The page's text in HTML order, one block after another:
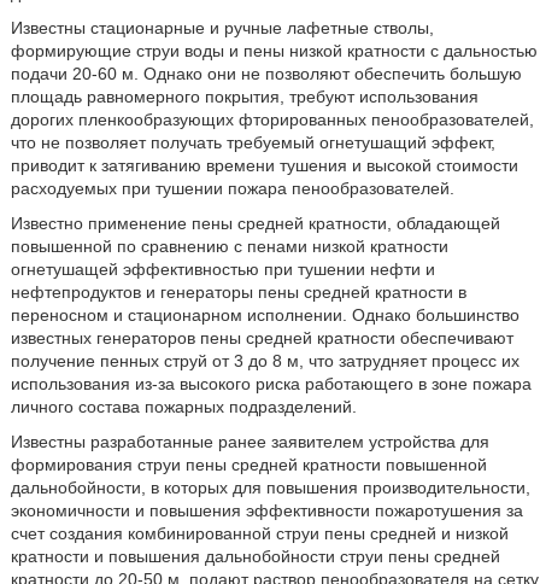
Известны стационарные и ручные лафетные стволы,
формирующие струи воды и пены низкой кратности с дальностью
подачи 20-60 м. Однако они не позволяют обеспечить большую
площадь равномерного покрытия, требуют использования
дорогих пленкообразующих фторированных пенообразователей,
что не позволяет получать требуемый огнетушащий эффект,
приводит к затягиванию времени тушения и высокой стоимости
расходуемых при тушении пожара пенообразователей.
Известно применение пены средней кратности, обладающей
повышенной по сравнению с пенами низкой кратности
огнетушащей эффективностью при тушении нефти и
нефтепродуктов и генераторы пены средней кратности в
переносном и стационарном исполнении. Однако большинство
известных генераторов пены средней кратности обеспечивают
получение пенных струй от 3 до 8 м, что затрудняет процесс их
использования из-за высокого риска работающего в зоне пожара
личного состава пожарных подразделений.
Известны разработанные ранее заявителем устройства для
формирования струи пены средней кратности повышенной
дальнобойности, в которых для повышения производительности,
экономичности и повышения эффективности пожаротушения за
счет создания комбинированной струи пены средней и низкой
кратности и повышения дальнобойности струи пены средней
кратности до 20-50 м, подают раствор пенообразователя на сетку